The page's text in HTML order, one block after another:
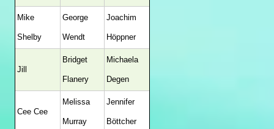
Mike
Shelby
George
Wendt
Joachim
Höppner
Jill
Bridget
Flanery
Michaela
Degen
Cee Cee
Melissa
Murray
Jennifer
Böttcher